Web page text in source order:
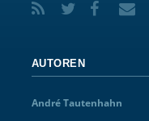
AUTOREN
André Tautenhahn